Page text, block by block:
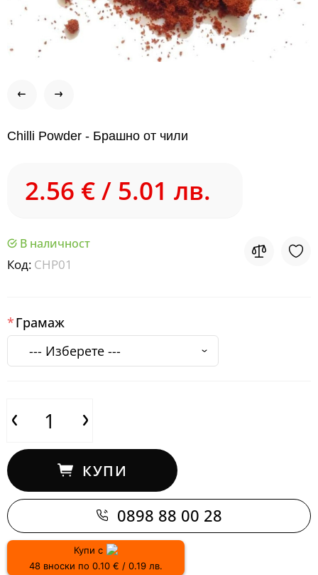
Chilli Powder - Брашно от чили
2.56 € / 5.01 лв.
В наличност
Код: CHP01
Грамаж
КУПИ
0898 88 00 28
Купи с
48 вноски по 0.10 € / 0.19 лв.